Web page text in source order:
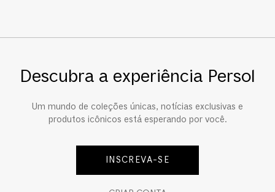
Descubra a experiência Persol
Um mundo de coleções únicas, notícias exclusivas e
produtos icônicos está esperando por você.
INSCREVA-SE